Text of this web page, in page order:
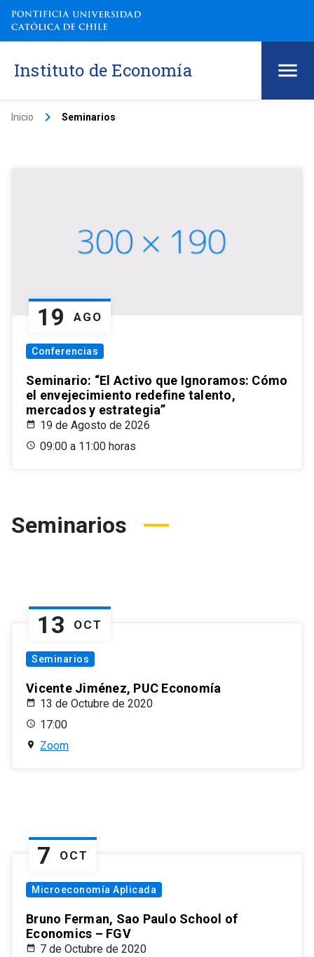
Instituto de Economía
Inicio keyboard_arrow_right Seminarios
19 AGO
Conferencias
Seminario: “El Activo que Ignoramos: Cómo
el envejecimiento redefine talento,
mercados y estrategia”
19 de Agosto de 2026
09:00 a 11:00 horas
Seminarios
13 OCT
Seminarios
Vicente Jiménez, PUC Economía
13 de Octubre de 2020
17:00
Zoom
7 OCT
Microeconomía Aplicada
Bruno Ferman, Sao Paulo School of
Economics – FGV
7 de Octubre de 2020